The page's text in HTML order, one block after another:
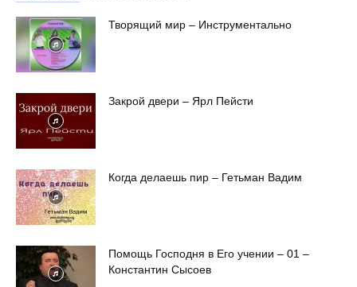
Творящий мир – Инструментально
Закрой двери – Ярл Пейсти
Когда делаешь пир – Гетьман Вадим
Помощь Господня в Его учении – 01 –
Константин Сысоев